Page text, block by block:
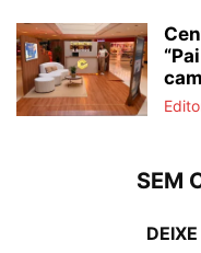
SEM